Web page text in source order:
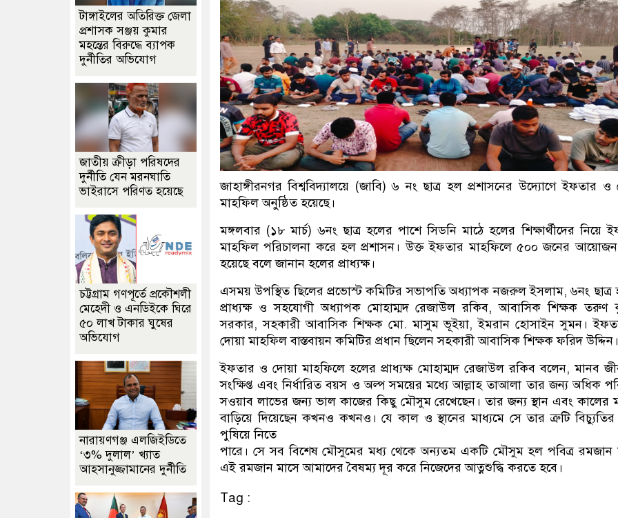
জাহাঙ্গীরনগর বিশ্ববিদ্যালয়ে (জাবি) ৬ নং ছাত্র হল প্রশাসনের উদ্যোগে ইফতার ও
মাহফিল অনুষ্ঠিত হয়েছে।
মঙ্গলবার (১৮ মার্চ) ৬নং ছাত্র হলের পাশে সিডনি মাঠে হলের শিক্ষার্থীদের নিয়ে
মাহফিল পরিচালনা করে হল প্রশাসন। উক্ত ইফতার মাহফিলে ৫০০ জনের
হয়েছে বলে জানান হলের প্রাধ্যক্ষ।
এসময় উপস্থিত ছিলের প্রভোস্ট কমিটির সভাপতি অধ্যাপক নজরুল ইসলাম, ৬নং ছাত্র
প্রাধ্যক্ষ ও সহযোগী অধ্যাপক মোহাম্মদ রেজাউল রকিব, আবাসিক শিক্ষক তরুণ
সরকার, সহকারী আবাসিক শিক্ষক মো. মাসুম ভূইয়া, ইমরান হোসাইন সুমন।
দোয়া মাহফিল বাস্তবায়ন কমিটির প্রধান ছিলেন সহকারী আবাসিক শিক্ষক ফরিদ উদ্দিন।
ইফতার ও দোয়া মাহফিলে হলের প্রাধ্যক্ষ মোহাম্মদ রেজাউল রকিব বলেন, মানব
সংক্ষিপ্ত এবং নির্ধারিত বয়স ও অল্প সময়ের মধ্যে আল্লাহ তাআলা তার জন্য অধিক
সওয়াব লাভের জন্য ভাল কাজের কিছু মৌসুম রেখেছেন। তার জন্য স্থান এবং কালের
বাড়িয়ে দিয়েছেন কখনও কখনও। যে কাল ও স্থানের মাধ্যমে সে তার ত্রুটি বিচ্যুতির
পুষিয়ে নিতে
পারে। সে সব বিশেষ মৌসুমের মধ্য থেকে অন্যতম একটি মৌসুম হল পবিত্র রমজান
এই রমজান মাসে আমাদের বৈষম্য দূর করে নিজেদের আত্নশুদ্ধি করতে হবে।
Tag :
টাঙ্গাইলের অতিরিক্ত জেলা
প্রশাসক সঞ্জয় কুমার
মহন্তের বিরুদ্ধে ব্যাপক
দুর্নীতির অভিযোগ
জাতীয় ক্রীড়া পরিষদের
দুর্নীতি যেন মরনঘাতি
ভাইরাসে পরিণত হয়েছে
চট্টগ্রাম গণপূর্তে প্রকৌশলী
মেহেদী ও এনডিইকে ঘিরে
৫০ লাখ টাকার ঘুষের
অভিযোগ
নারায়ণগঞ্জ এলজিইডিতে
‘৩% দুলাল’ খ্যাত
আহসানুজ্জামানের দুর্নীতি